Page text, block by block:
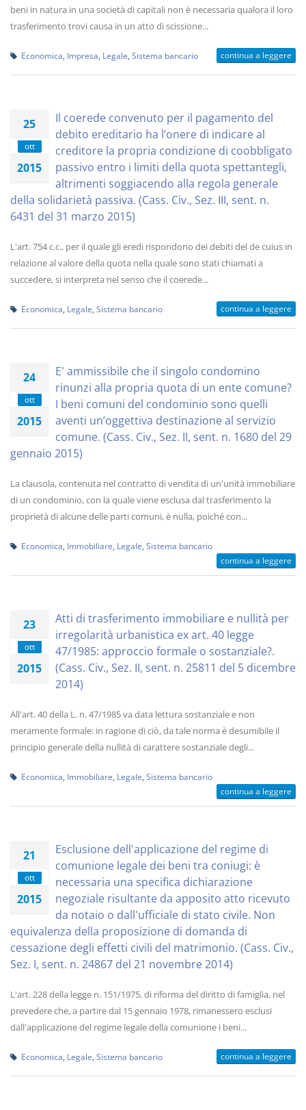
beni in natura in una società di capitali non è necessaria qualora il loro
trasferimento trovi causa in un atto di scissione...
Economica Impresa Legale Sistema bancario continua a leggere
25
ott
2015
Il coerede convenuto per il pagamento del
debito ereditario ha l’onere di indicare al
creditore la propria condizione di coobbligato
passivo entro i limiti della quota spettantegli,
altrimenti soggiacendo alla regola generale
della solidarietà passiva. (Cass. Civ., Sez. III, sent. n.
6431 del 31 marzo 2015)
L'art. 754 c.c., per il quale gli eredi rispondono dei debiti del de cuius in
relazione al valore della quota nella quale sono stati chiamati a
succedere, si interpreta nel senso che il coerede...
Economica Legale Sistema bancario continua a leggere
24
ott
2015
E' ammissibile che il singolo condomino
rinunzi alla propria quota di un ente comune?
I beni comuni del condominio sono quelli
aventi un’oggettiva destinazione al servizio
comune. (Cass. Civ., Sez. II, sent. n. 1680 del 29
gennaio 2015)
La clausola, contenuta nel contratto di vendita di un'unità immobiliare
di un condominio, con la quale viene esclusa dal trasferimento la
proprietà di alcune delle parti comuni, è nulla, poiché con...
Economica Immobiliare Legale Sistema bancario
continua a leggere
23
ott
2015
Atti di trasferimento immobiliare e nullità per
irregolarità urbanistica ex art. 40 legge
47/1985: approccio formale o sostanziale?.
(Cass. Civ., Sez. II, sent. n. 25811 del 5 dicembre
2014)
All'art. 40 della L. n. 47/1985 va data lettura sostanziale e non
meramente formale: in ragione di ciò, da tale norma è desumibile il
principio generale della nullità di carattere sostanziale degli...
Economica Immobiliare Legale Sistema bancario
continua a leggere
21
ott
2015
Esclusione dell'applicazione del regime di
comunione legale dei beni tra coniugi: è
necessaria una specifica dichiarazione
negoziale risultante da apposito atto ricevuto
da notaio o dall'ufficiale di stato civile. Non
equivalenza della proposizione di domanda di
cessazione degli effetti civili del matrimonio. (Cass. Civ.,
Sez. I, sent. n. 24867 del 21 novembre 2014)
L'art. 228 della legge n. 151/1975, di riforma del diritto di famiglia, nel
prevedere che, a partire dal 15 gennaio 1978, rimanessero esclusi
dall'applicazione del regime legale della comunione i beni...
Economica Legale Sistema bancario continua a leggere